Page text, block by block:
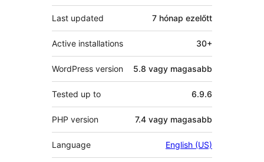
Last updated 7 hónap ezelőtt
Active installations 30+
WordPress version 5.8 vagy magasabb
Tested up to 6.9.6
PHP version 7.4 vagy magasabb
Language English (US)